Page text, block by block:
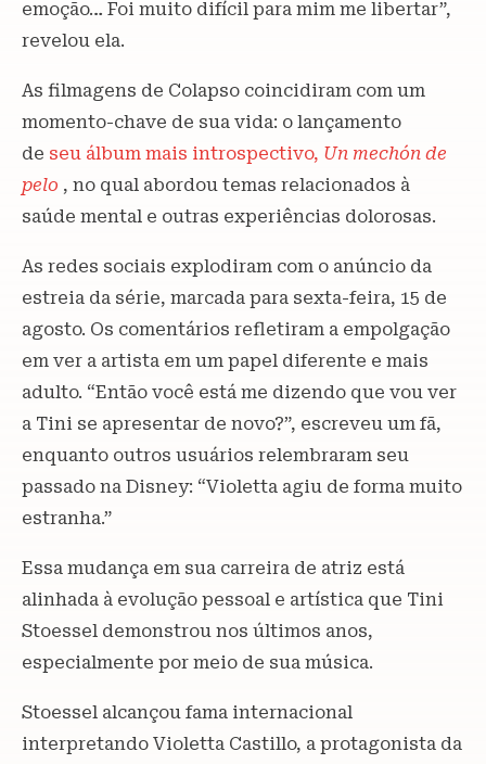
emoção… Foi muito difícil para mim me libertar”,
revelou ela.
As filmagens de Colapso coincidiram com um
momento-chave de sua vida: o lançamento
de seu álbum mais introspectivo, Un mechón de
pelo , no qual abordou temas relacionados à
saúde mental e outras experiências dolorosas.
As redes sociais explodiram com o anúncio da
estreia da série, marcada para sexta-feira, 15 de
agosto. Os comentários refletiram a empolgação
em ver a artista em um papel diferente e mais
adulto. “Então você está me dizendo que vou ver
a Tini se apresentar de novo?”, escreveu um fã,
enquanto outros usuários relembraram seu
passado na Disney: “Violetta agiu de forma muito
estranha.”
Essa mudança em sua carreira de atriz está
alinhada à evolução pessoal e artística que Tini
Stoessel demonstrou nos últimos anos,
especialmente por meio de sua música.
Stoessel alcançou fama internacional
interpretando Violetta Castillo, a protagonista da